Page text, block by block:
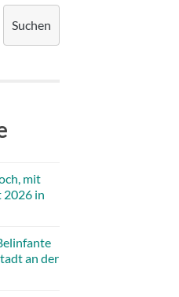
Suchen
mit
2026 in
an der